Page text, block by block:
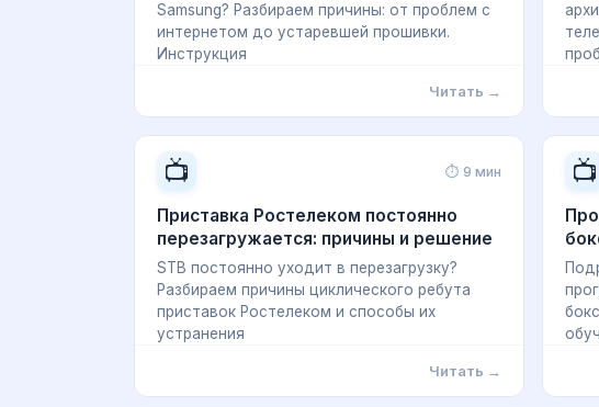
Samsung? Разбираем причины: от проблем с
интернетом до устаревшей прошивки.
Инструкция
Читать →
📺 ⏱ 9 мин
Приставка Ростелеком постоянно
перезагружается: причины и решение
STB постоянно уходит в перезагрузку?
Разбираем причины циклического ребута
приставок Ростелеком и способы их
устранения
Читать →
📺